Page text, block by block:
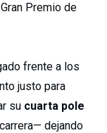
Premio de
frente a los
justo para
su cuarta pole
dejando